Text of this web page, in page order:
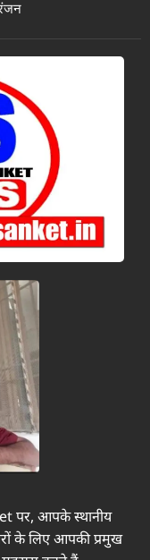
पर, आपके स्थानीय
के लिए आपकी प्रमुख